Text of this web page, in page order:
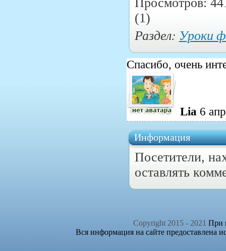
(1)
Раздел: Уроки
Спасибо, очень
Lia 6
Информация
Посетители,
оставлять
Copyright 2015 - 2021 При
Вся информация на сайте предоставлена